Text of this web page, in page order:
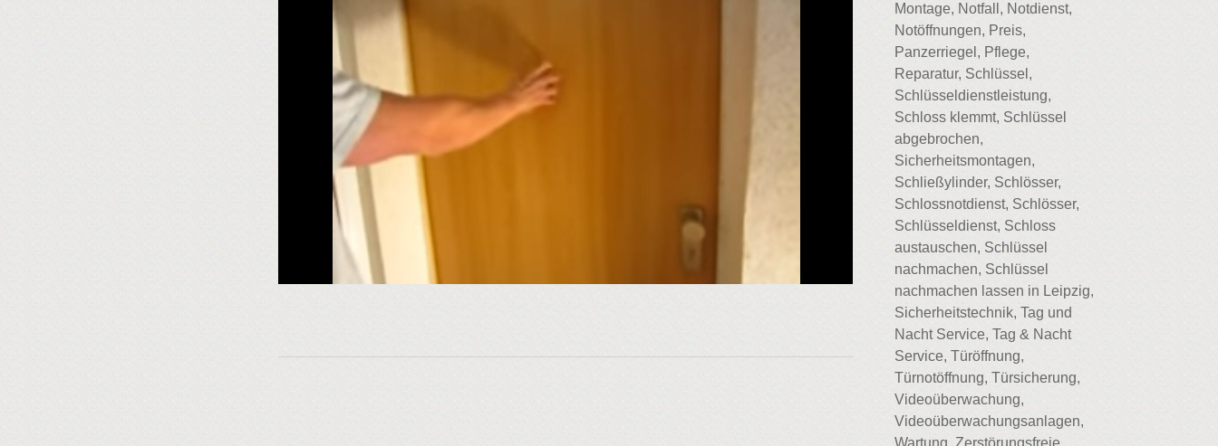
Montage, Notfall, Notdienst,
Notöffnungen, Preis,
Panzerriegel, Pflege,
Reparatur, Schlüssel,
Schlüsseldienstleistung,
Schloss klemmt, Schlüssel
abgebrochen,
Sicherheitsmontagen,
Schließylinder, Schlösser,
Schlossnotdienst, Schlösser,
Schlüsseldienst, Schloss
austauschen, Schlüssel
nachmachen, Schlüssel
nachmachen lassen in Leipzig,
Sicherheitstechnik, Tag und
Nacht Service, Tag & Nacht
Service, Türöffnung,
Türnotöffnung, Türsicherung,
Videoüberwachung,
Videoüberwachungsanlagen,